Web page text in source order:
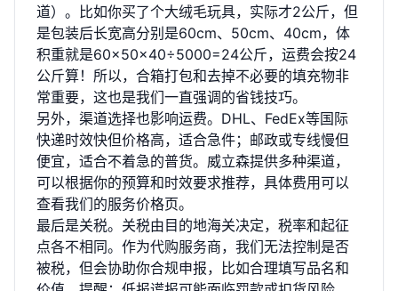
道）。比如你买了个大绒毛玩具，实际才2公斤，但
是包装后长宽高分别是60cm、50cm、40cm，体
积重就是60×50×40÷5000=24公斤，运费会按24
公斤算！所以，合箱打包和去掉不必要的填充物非
常重要，这也是我们一直强调的省钱技巧。
另外，渠道选择也影响运费。DHL、FedEx等国际
快递时效快但价格高，适合急件；邮政或专线慢但
便宜，适合不着急的普货。威立森提供多种渠道，
可以根据你的预算和时效要求推荐， 具体费用可以
查看我们的服务价格页。
最后是关税。关税由目的地海关决定，税率和起征
点各不相同。作为代购服务商，我们无法控制是否
被税，但会协助你合规申报，比如合理填写品名和